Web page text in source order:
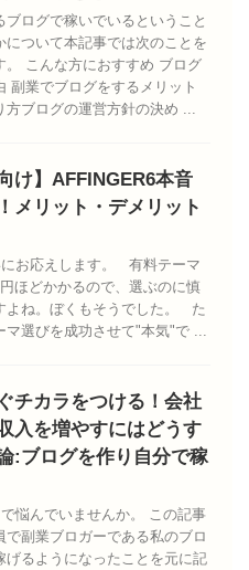
ブログで稼いでいるということ
について本記事では次のことを
。 こんな方におすすめ ブログ
副業でブログをするメリット
方ブログの運営方針の決め ...
け】AFFINGER6本音
メリット・デメリット
お応えします。 有料テーマ
ほどかかるので、選ぶのに慎
よね。ぼくもそうでした。 た
マ選びを成功させて"本気"で ...
チカラをつける！会社
入を増やすにはどうす
:ブログを作り自分で稼
悩んでいませんか。 この記事
で副業ブロガーである私のブロ
げるようになったことを元に記